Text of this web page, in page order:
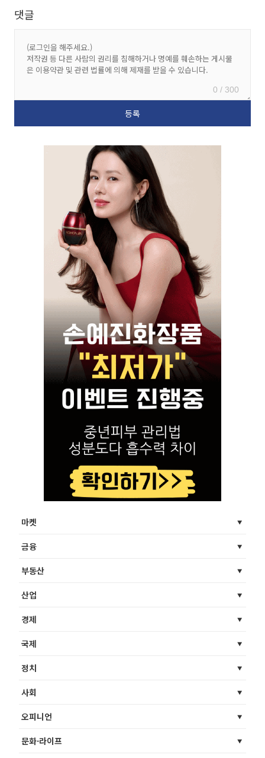
댓글
0 / 300
마켓
금융
부동산
산업
경제
국제
정치
사회
오피니언
문화·라이프